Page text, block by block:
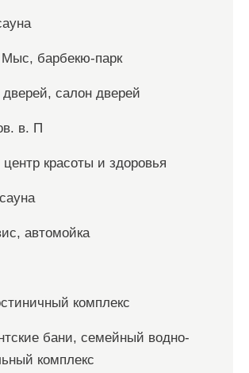
барбекю-парк
салон дверей
в. П
красоты и здоровья
автомойка
комплекс
бани, семейный водно-
комплекс